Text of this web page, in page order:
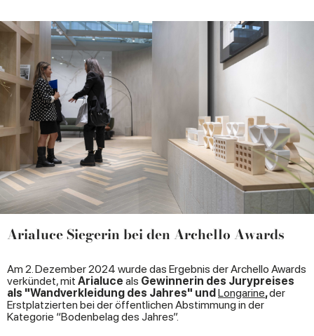
Arialuce Siegerin bei den Archello Awards
Am 2. Dezember 2024 wurde das Ergebnis der Archello Awards
verkündet, mit Arialuce als Gewinnerin des Jurypreises
als "Wandverkleidung des Jahres" und Longarine,der
Erstplatzierten bei der öffentlichen Abstimmung in der
Kategorie “Bodenbelag des Jahres”.